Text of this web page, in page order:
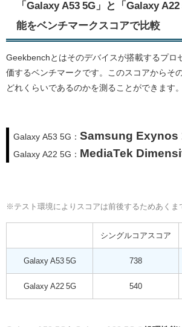
「Galaxy A53 5G」と「Galaxy
能をベンチマークスコアで比較
Geekbenchとはそのデバイスが搭載するプロ
価するベンチマークです。このスコアからそ
どれくらいであるのかを測ることができます。
Galaxy A53 5G： Samsung Exynos
Galaxy A22 5G： MediaTek
※テスト環境によりスコアは前後するためあくま
シングルコアスコア
Galaxy A53 5G 738
Galaxy A22 5G 540